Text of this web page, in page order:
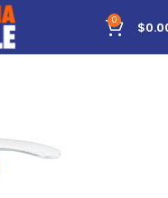
0 $